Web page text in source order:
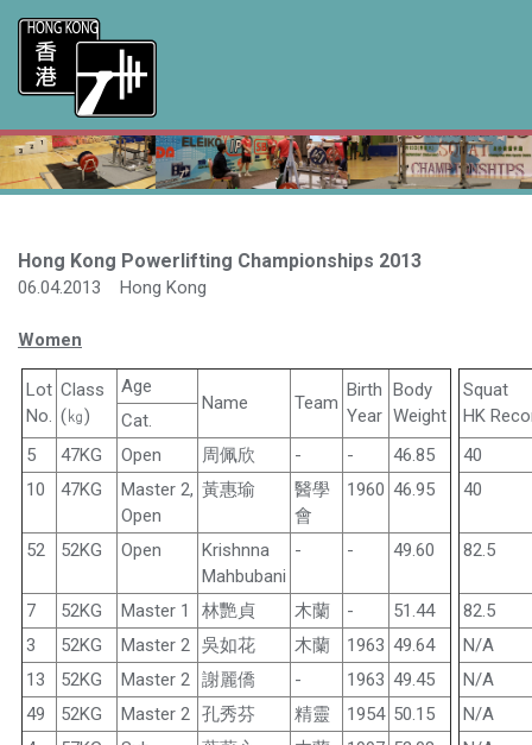
Hong Kong Powerlifting Championships 2013
06.04.2013 Hong Kong
Women
Lot
No.
Class
(㎏)
Age
Name Team
Birth
Year
Body
Weight
Cat.
5
47KG Open 周佩欣 - -
46.85
10
47KG
Master 2,
Open
黃惠瑜
醫學
會
1960 46.95
52 52KG Open
Krishnna
Mahbubani
- - 49.60
7 52KG Master 1 林艷貞 木蘭 -
51.44
3
52KG Master 2 吳如花 木蘭 1963 49.64
13
52KG Master 2 謝麗僑 - 1963 49.45
49
52KG Master 2 孔秀芬 精靈 1954 50.15
Squat
HK
40
40
82.5
82.5
N/A
N/A
N/A